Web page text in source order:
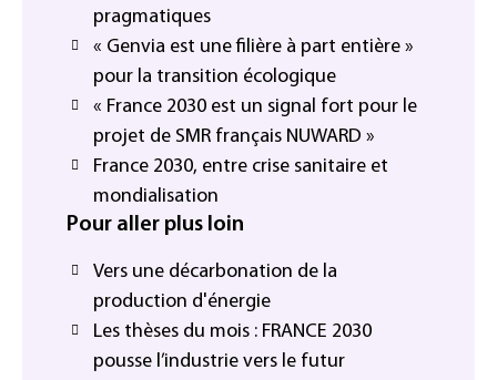
pragmatiques
« Genvia est une filière à part entière »
pour la transition écologique
« France 2030 est un signal fort pour le
projet de SMR français NUWARD »
France 2030, entre crise sanitaire et
mondialisation
Pour aller plus loin
Vers une décarbonation de la
production d'énergie
Les thèses du mois : FRANCE 2030
pousse l’industrie vers le futur